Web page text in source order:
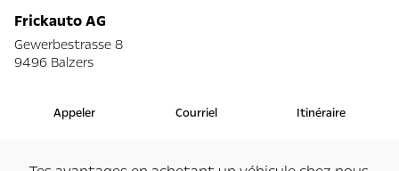
Frickauto AG
Gewerbestrasse 8
9496 Balzers
Appeler Courriel Itinéraire